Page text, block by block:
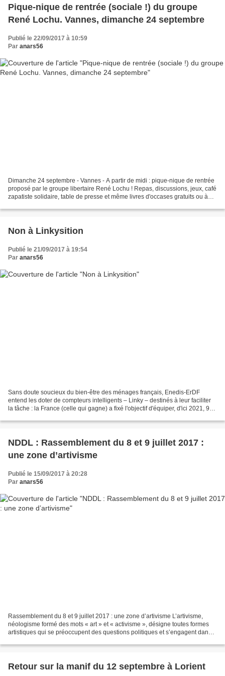
Pique-nique de rentrée (sociale !) du groupe
René Lochu. Vannes, dimanche 24 septembre
Publié le 22/09/2017 à 10:59
Par anars56
Dimanche 24 septembre - Vannes - A partir de midi : pique-nique de rentrée
proposé par le groupe libertaire René Lochu ! Repas, discussions, jeux, café
zapatiste solidaire, table de presse et même livres d'occases gratuits ou à
Non à Linkysition
Publié le 21/09/2017 à 19:54
Par anars56
Sans doute soucieux du bien-être des ménages français, Enedis-ErDF
entend les doter de compteurs intelligents – Linky – destinés à leur faciliter
la tâche : la France (celle qui gagne) a fixé l'objectif d'équiper, d'ici 2021, 90
NDDL : Rassemblement du 8 et 9 juillet 2017 :
une zone d’artivisme
Publié le 15/09/2017 à 20:28
Par anars56
Rassemblement du 8 et 9 juillet 2017 : une zone d’artivisme L’artivisme,
néologisme formé des mots « art » et « activisme », désigne toutes formes
artistiques qui se préoccupent des questions politiques et s’engagent dans
Retour sur la manif du 12 septembre à Lorient